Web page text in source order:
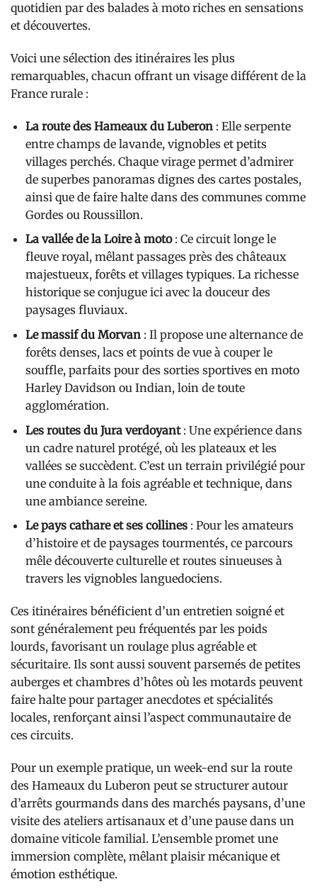
quotidien par des balades à moto riches en sensations
et découvertes.
Voici une sélection des itinéraires les plus
remarquables, chacun offrant un visage différent de la
France rurale :
La route des Hameaux du Luberon: Elle serpente
entre champs de lavande, vignobles et petits
villages perchés. Chaque virage permet d’admirer
de superbes panoramas dignes des cartes postales,
ainsi que de faire halte dans des communes comme
Gordes ou Roussillon.
La vallée de la Loire à moto: Ce circuit longe le
fleuve royal, mêlant passages près des châteaux
majestueux, forêts et villages typiques. La richesse
historique se conjugue ici avec la douceur des
paysages fluviaux.
Le massif du Morvan: Il propose une alternance de
forêts denses, lacs et points de vue à couper le
souffle, parfaits pour des sorties sportives en moto
Harley Davidson ou Indian, loin de toute
agglomération.
Les routes du Jura verdoyant: Une expérience dans
un cadre naturel protégé, où les plateaux et les
vallées se succèdent. C’est un terrain privilégié pour
une conduite à la fois agréable et technique, dans
une ambiance sereine.
Le pays cathare et ses collines: Pour les amateurs
d’histoire et de paysages tourmentés, ce parcours
mêle découverte culturelle et routes sinueuses à
travers les vignobles languedociens.
Ces itinéraires bénéficient d’un entretien soigné et
sont généralement peu fréquentés par les poids
lourds, favorisant un roulage plus agréable et
sécuritaire. Ils sont aussi souvent parsemés de petites
auberges et chambres d’hôtes où les motards peuvent
faire halte pour partager anecdotes et spécialités
locales, renforçant ainsi l’aspect communautaire de
ces circuits.
Pour un exemple pratique, un week-end sur la route
des Hameaux du Luberon peut se structurer autour
d’arrêts gourmands dans des marchés paysans, d’une
visite des ateliers artisanaux et d’une pause dans un
domaine viticole familial. L’ensemble promet une
immersion complète, mêlant plaisir mécanique et
émotion esthétique.